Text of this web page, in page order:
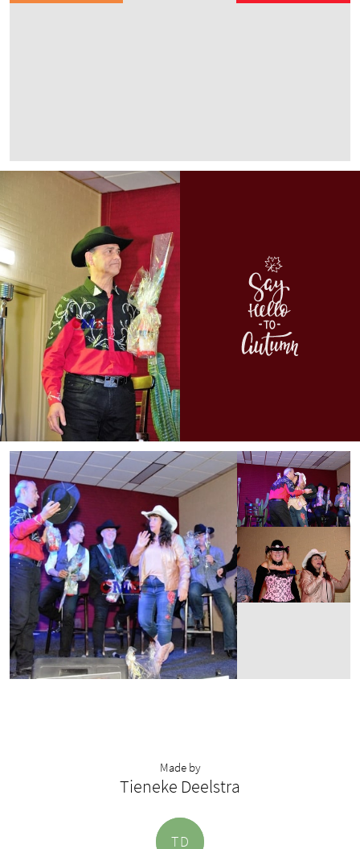
Made by
Tieneke Deelstra
TD